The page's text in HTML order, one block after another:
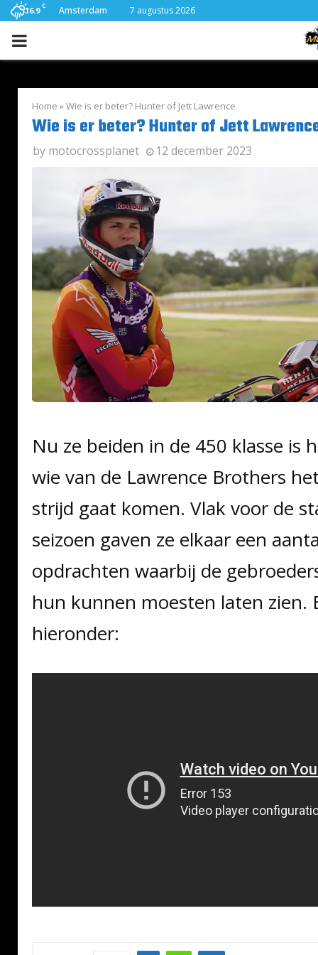
16.9 C Amsterdam 7 augustus 2026
PRIMARY
Home »Wie is er beter? Hunter of Jett Lawrence
Wie is er beter? Hunter of Jett
by motocrossplanet 12 december 2023
Nu ze beiden in de 450 klasse is
wie van de Lawrence Brothers
strijd gaat komen. Vlak voor de
seizoen gaven ze elkaar een
opdrachten waarbij de
hun kunnen moesten laten zien.
hieronder: